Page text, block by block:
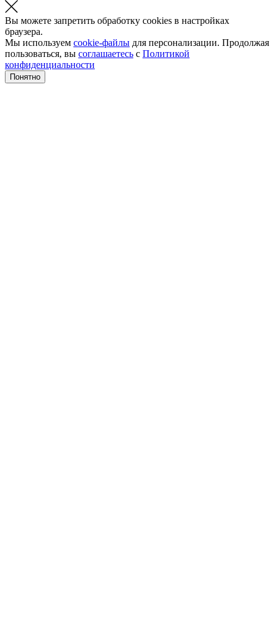
Вы можете запретить обработку cookies в настройках
браузера.
Мы используем cookie-файлы для персонализации. Продолжая
пользоваться, вы соглашаетесь с Политикой
конфиденциальности
Понятно